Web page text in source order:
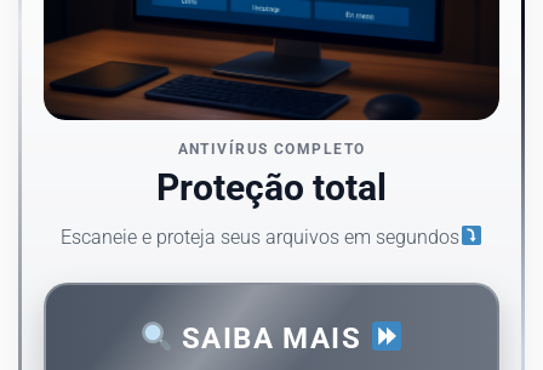
ANTIVÍRUS COMPLETO
Proteção total
Escaneie e proteja seus arquivos em segundos
SAIBA MAIS